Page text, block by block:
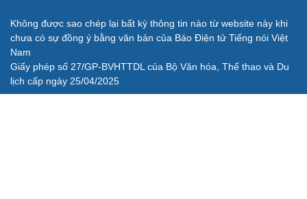
Không được sao chép lại bất kỳ thông tin nào từ website này khi
chưa có sự đồng ý bằng văn bản của Báo Điện tử Tiếng nói Việt
Nam
Giấy phép số 27/GP-BVHTTDL của Bộ Văn hóa, Thể thao và Du
lịch cấp ngày 25/04/2025